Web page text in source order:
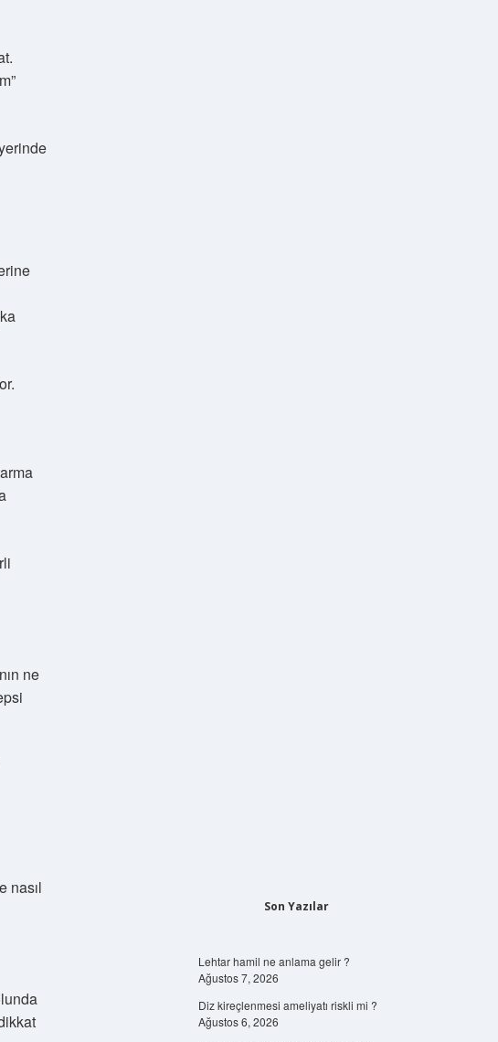
ne
nasıl
Son Yazılar
Lehtar hamil ne anlama gelir ?
Ağustos 7, 2026
Diz kireçlenmesi ameliyatı riskli mi ?
Ağustos 6, 2026